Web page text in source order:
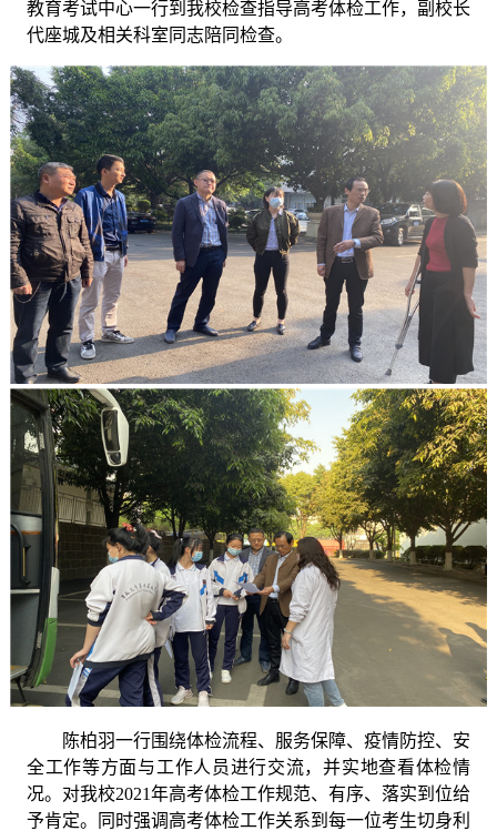
教育考试中心一行到我校检查指导高考体检工作，副校长
代座城及相关科室同志陪同检查。
陈柏羽一行围绕体检流程、服务保障、疫情防控、安
全工作等方面与工作人员进行交流，并实地查看体检情
况。对我校2021年高考体检工作规范、有序、落实到位给
予肯定。同时强调高考体检工作关系到每一位考生切身利